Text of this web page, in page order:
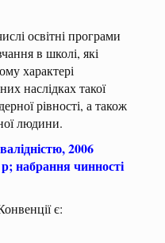
освітні програми
в школі, які
характері
наслідках такої
рівності, а також
людини.
2006
набрання чинності
є: